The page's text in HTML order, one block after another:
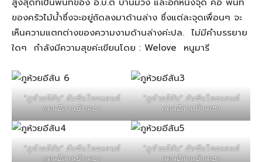
ของครัวไม้น้ำซึ่งจะอยู่ถัดลงมาด้านล่าง ซึ่งแต่ละจุดเพื่อนๆ จะ
เห็นความแตกต่างของความงามด้านล่างค่ะปล. ไม่มีคำบรรยาย
ใดๆ กำลังมีความสุขค่ะเขียนโดย : Welove หนูมารี
“ภูห้วยอีสัน” อันซีนไทยแลนด์
แดนอีสานบ้านเฮา
“ภูห้วยอีสัน” อันซีนไทยแลนด์
แดนอีสานบ้านเฮา
“ภูห้วยอีสัน” อันซีนไทยแลนด์
แดนอีสานบ้านเฮา
“ภูห้วยอีสัน” อันซีนไทยแลนด์
แดนอีสานบ้านเฮา